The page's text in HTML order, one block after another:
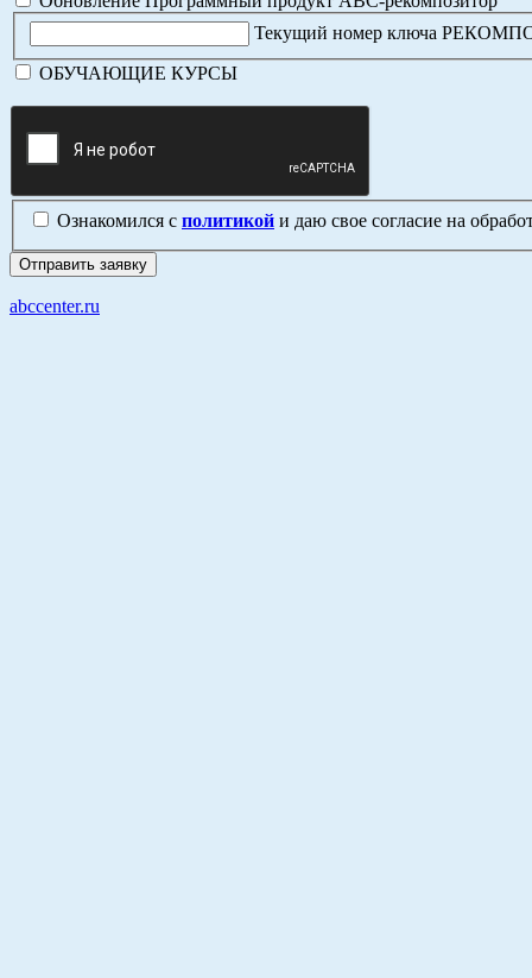
Текущий номер ключа
ОБУЧАЮЩИЕ КУРСЫ
Ознакомился с политикой и даю свое согласие на
abccenter.ru